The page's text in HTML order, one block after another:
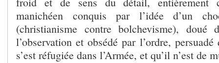
manichéen conquis par l’idée d’un
(christianisme contre bolchevisme), doué
l’observation et obsédé par l’ordre, persuadé
s’est réfugiée dans l’Armée, et qu’il n’est de